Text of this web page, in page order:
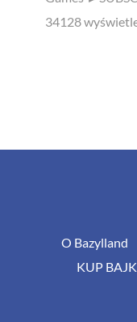
34128
O Bazylland
KUP